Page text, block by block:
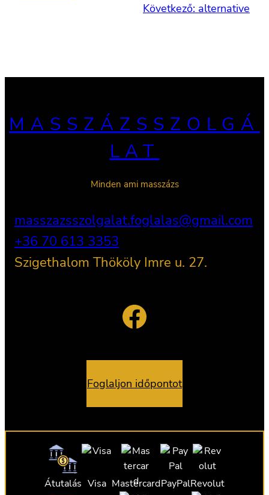
Következő: alternative
MASSZÁZSSZOLGÁ
LAT
Minden ami masszázs
masszazsszolgalat.foglalas@gmail.com
+36 70 613 3353
Szigethalom Thököly Imre u. 27.
Facebook
Foglaljon időpontot
Átutalás Visa MastercardPayPalRevolut